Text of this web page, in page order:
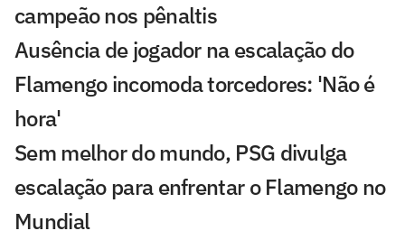
campeão nos pênaltis
Ausência de jogador na escalação do
Flamengo incomoda torcedores: 'Não é
hora'
Sem melhor do mundo, PSG divulga
escalação para enfrentar o Flamengo no
Mundial